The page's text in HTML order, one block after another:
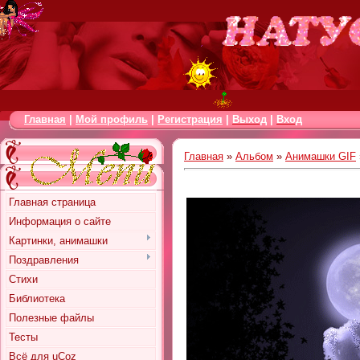
Главная Мой профиль Регистрация Выход Вход
Главная страница
Информация о сайте
Картинки, анимашки
Поздравления
Стихи
Библиотека
Полезные файлы
Тесты
Всё для uCoz
Главная » Альбом » Анимашки GIF